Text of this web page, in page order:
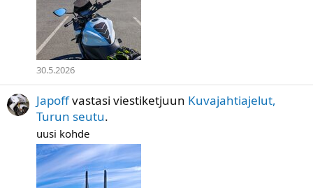
30.5.2026
Japoffvastasi viestiketjuun Kuvajahtiajelut,
Turun seutu.
uusi kohde